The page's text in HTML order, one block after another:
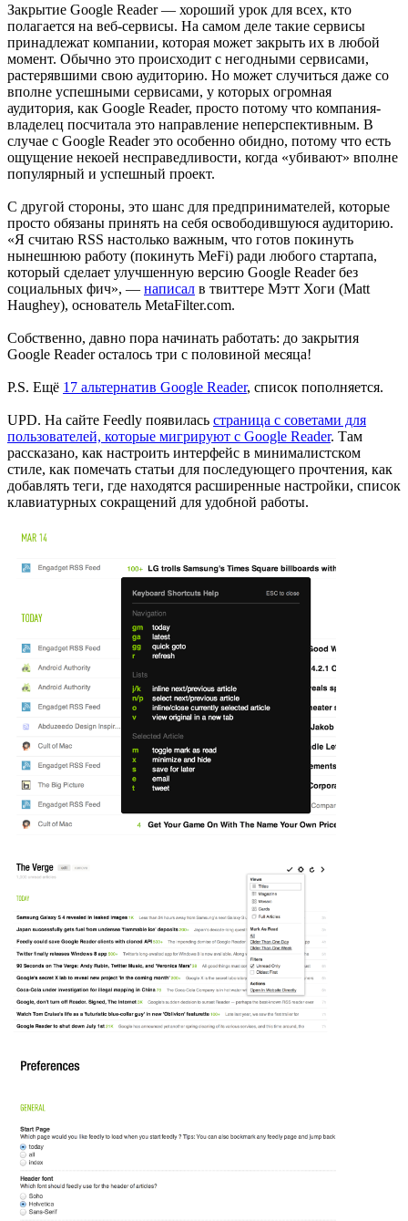
Закрытие Google Reader — хороший урок для всех, кто
полагается на веб-сервисы. На самом деле такие сервисы
принадлежат компании, которая может закрыть их в любой
момент. Обычно это происходит с негодными сервисами,
растерявшими свою аудиторию. Но может случиться даже со
вполне успешными сервисами, у которых огромная
аудитория, как Google Reader, просто потому что компания-
владелец посчитала это направление неперспективным. В
случае с Google Reader это особенно обидно, потому что есть
ощущение некоей несправедливости, когда «убивают» вполне
популярный и успешный проект.
С другой стороны, это шанс для предпринимателей, которые
просто обязаны принять на себя освободившуюся аудиторию.
«Я считаю RSS настолько важным, что готов покинуть
нынешнюю работу (покинуть MeFi) ради любого стартапа,
который сделает улучшенную версию Google Reader без
социальных фич», — написал в твиттере Мэтт Хоги (Matt
Haughey), основатель MetaFilter.com.
Собственно, давно пора начинать работать: до закрытия
Google Reader осталось три с половиной месяца!
P.S. Ещё 17 альтернатив Google Reader, список пополняется.
UPD. На сайте Feedly появилась страница с советами для
пользователей, которые мигрируют с Google Reader. Там
рассказано, как настроить интерфейс в минималистском
стиле, как помечать статьи для последующего прочтения, как
добавлять теги, где находятся расширенные настройки, список
клавиатурных сокращений для удобной работы.